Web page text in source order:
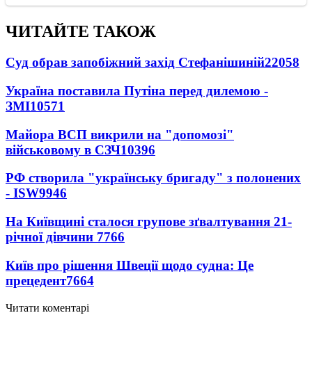
ЧИТАЙТЕ ТАКОЖ
Суд обрав запобіжний захід Стефанішиній22058
Україна поставила Путіна перед дилемою -
ЗМІ10571
Майора ВСП викрили на "допомозі"
військовому в СЗЧ10396
РФ створила "українську бригаду" з полонених
- ISW9946
На Київщині сталося групове зґвалтування 21-
річної дівчини 7766
Київ про рішення Швеції щодо судна: Це
прецедент7664
Читати коментарі